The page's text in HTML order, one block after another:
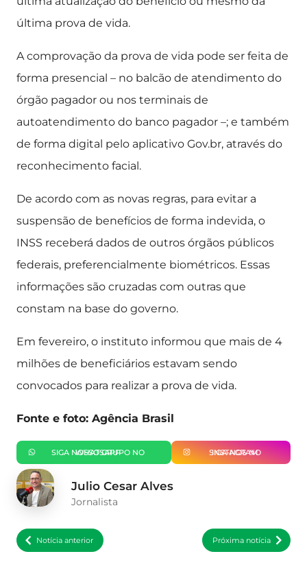
última prova de vida.
A comprovação da prova de vida pode ser feita de
forma presencial – no balcão de atendimento do
órgão pagador ou nos terminais de
autoatendimento do banco pagador –; e também
de forma digital pelo aplicativo Gov.br, através do
reconhecimento facial.
De acordo com as novas regras, para evitar a
suspensão de benefícios de forma indevida, o
INSS receberá dados de outros órgãos públicos
federais, preferencialmente biométricos. Essas
informações são cruzadas com outras que
constam na base do governo.
Em fevereiro, o instituto informou que mais de 4
milhões de beneficiários estavam sendo
convocados para realizar a prova de vida.
Fonte e foto: Agência Brasil
SIGA NOSSO GRUPO NO WHATSAPP SIGA-NOS NO INSTAGRAM
Julio Cesar Alves
Jornalista
Notícia anterior Próxima notícia